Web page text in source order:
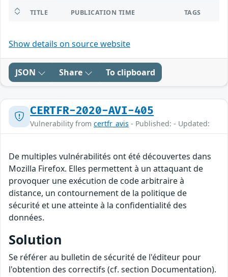
TITLE PUBLICATION TIME TAGS
Show details on source website
JSON Share To clipboard
CERTFR-2020-AVI-405
Vulnerability from certfr_avis - Published: - Updated:
De multiples vulnérabilités ont été découvertes dans
Mozilla Firefox. Elles permettent à un attaquant de
provoquer une exécution de code arbitraire à
distance, un contournement de la politique de
sécurité et une atteinte à la confidentialité des
données.
Solution
Se référer au bulletin de sécurité de l'éditeur pour
l'obtention des correctifs (cf. section Documentation).